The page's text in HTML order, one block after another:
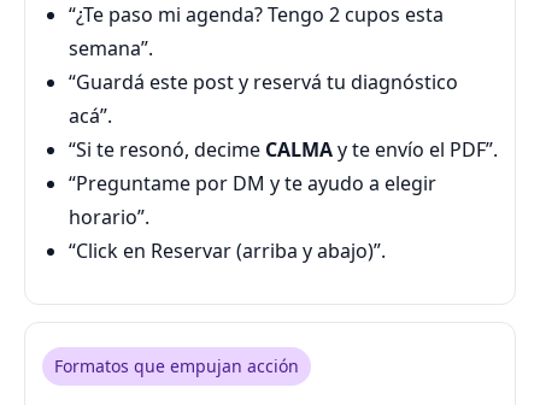
“¿Te paso mi agenda? Tengo 2 cupos esta
semana”.
“Guardá este post y reservá tu diagnóstico
acá”.
“Si te resonó, decime CALMAy te envío el PDF”.
“Preguntame por DM y te ayudo a elegir
horario”.
“Click en Reservar (arriba y abajo)”.
Formatos que empujan acción